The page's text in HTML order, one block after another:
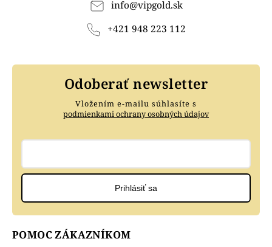
info@vipgold.sk
+421 948 223 112
POMOC ZÁKAZNÍKOM
Odoberať newsletter
Vložením e-mailu súhlasíte s
podmienkami ochrany osobných údajov
Prihlásiť sa